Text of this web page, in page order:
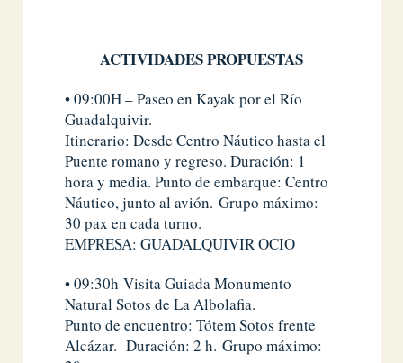
ACTIVIDADES PROPUESTAS
• 09:00H – Paseo en Kayak por el Río
Guadalquivir.
Itinerario: Desde Centro Náutico hasta el
Puente romano y regreso. Duración: 1
hora y media. Punto de embarque: Centro
Náutico, junto al avión. Grupo máximo:
30 pax en cada turno.
EMPRESA: GUADALQUIVIR OCIO
• 09:30h-Visita Guiada Monumento
Natural Sotos de La Albolafia.
Punto de encuentro: Tótem Sotos frente
Alcázar. Duración: 2 h. Grupo máximo: